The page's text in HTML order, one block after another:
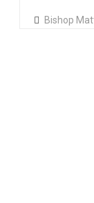
Bishop